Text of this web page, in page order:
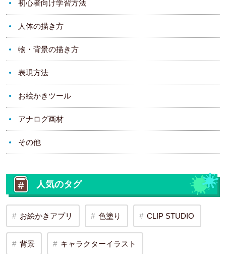
初心者向け学習方法
人体の描き方
物・背景の描き方
表現方法
お絵かきツール
アナログ画材
その他
人気のタグ
お絵かきアプリ 色塗り CLIP STUDIO
背景 キャラクターイラスト